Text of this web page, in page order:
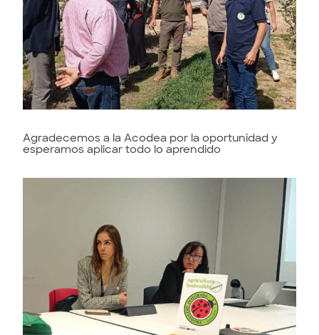
Agradecemos a la Acodea por la oportunidad y
esperamos aplicar todo lo aprendido